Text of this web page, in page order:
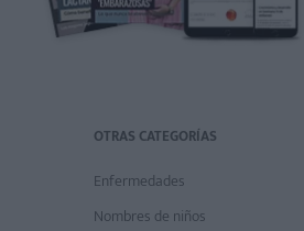
OTRAS CATEGORÍAS
Enfermedades
Nombres de niños